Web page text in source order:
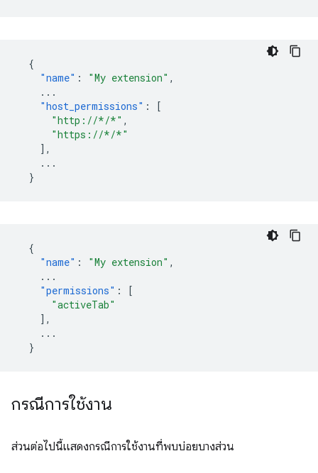
{
"name" : "My extension" ,
...
"host_permissions" :
[
"http://*/*" ,
"https://*/*"
],
...
}
{
"name" : "My extension" ,
...
"permissions" :
[
"activeTab"
],
...
}
กรณีการใช้งาน
ส่วนต่อไปนี้แสดงกรณีการใช้งานที่พบบ่อยบางส่วน